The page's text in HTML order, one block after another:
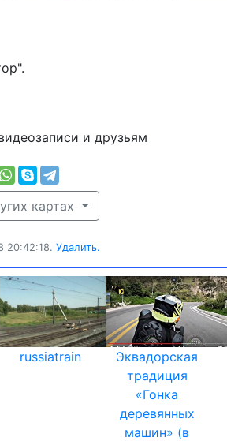
и друзьям
картах
20:42:18. Удалить.
russiatrain
Эквадорская
традиция
«Гонка
деревянных
машин» (в